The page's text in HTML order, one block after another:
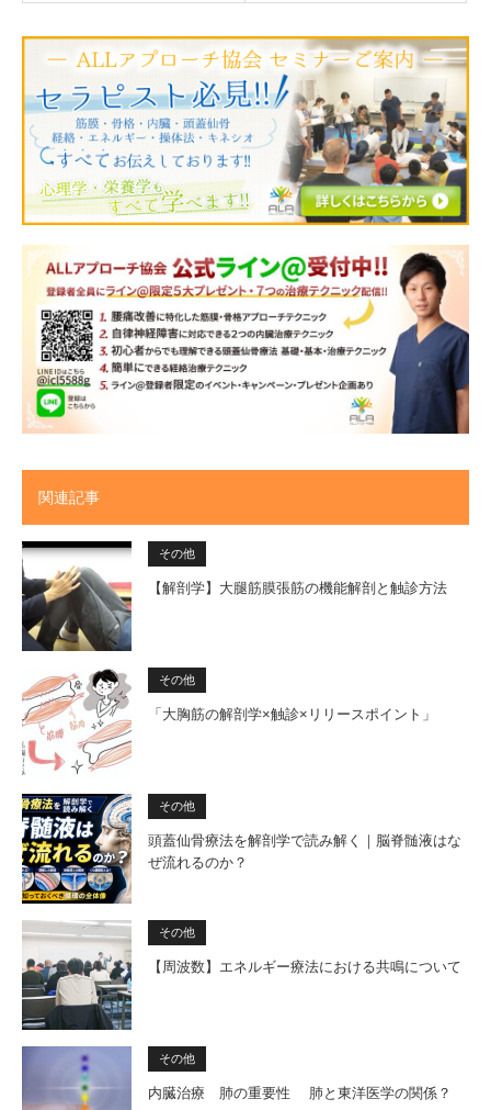
関連記事
その他
【解剖学】大腿筋膜張筋の機能解剖と触診方法
その他
「大胸筋の解剖学×触診×リリースポイント」
その他
頭蓋仙骨療法を解剖学で読み解く｜脳脊髄液はな
ぜ流れるのか？
その他
【周波数】エネルギー療法における共鳴について
その他
内臓治療 肺の重要性 肺と東洋医学の関係？